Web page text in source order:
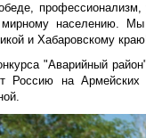
мирному населению.
и Хабаровскому
"Аварийный
Россию на